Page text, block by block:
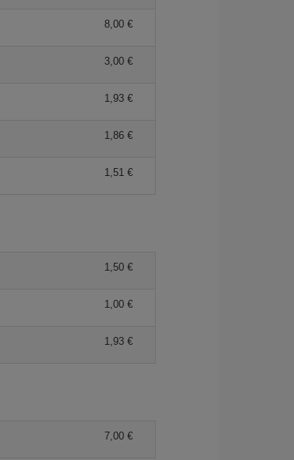
8,00 €
3,00 €
1,93 €
1,86 €
1,51 €
1,50 €
1,00 €
1,93 €
7,00 €